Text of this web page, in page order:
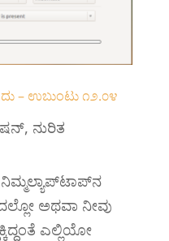
– ಉಬುಂಟು ೧೨.೦೪
, ನುರಿತ
ಅಥವಾ ನೀವು
ಎಲ್ಲಿಯೋ